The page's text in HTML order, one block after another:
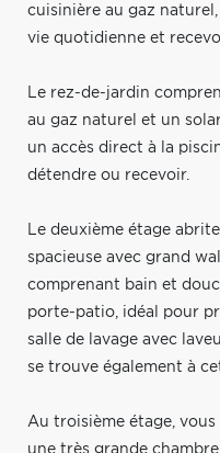
cuisinière au gaz
vie quotidienne et
Le rez-de-jardin
au gaz naturel et un
un accès direct à la
détendre ou recevoir.
Le deuxième étage
spacieuse avec grand
comprenant bain et
porte-patio, idéal pour
salle de lavage avec
se trouve également à
Au troisième étage,
une très grande